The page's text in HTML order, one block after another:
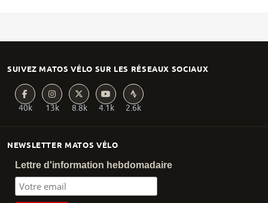
NEWSLETTER MATOS VÉLO
Lettre d'information hebdomadaire
SUIVEZ MATOS VÉLO SUR LES RÉSEAUX SOCIAUX
40k 13k 8.8k 4.1k 2.6k